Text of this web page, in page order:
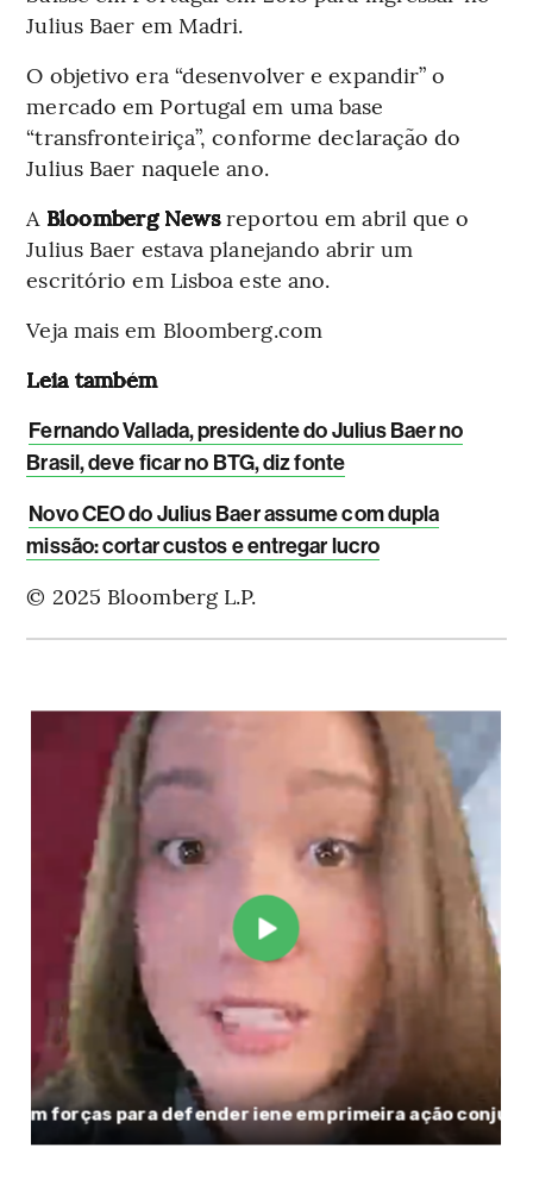
Julius Baer em Madri.
O objetivo era “desenvolver e expandir” o
mercado em Portugal em uma base
“transfronteiriça”, conforme declaração do
Julius Baer naquele ano.
A Bloomberg Newsreportou em abril que o
Julius Baer estava planejando abrir um
escritório em Lisboa este ano.
Veja mais em Bloomberg.com
Leia também
Fernando Vallada, presidente do Julius Baer no
Brasil, deve ficar no BTG, diz fonte
Novo CEO do Julius Baer assume com dupla
missão: cortar custos e entregar lucro
© 2025 Bloomberg L.P.